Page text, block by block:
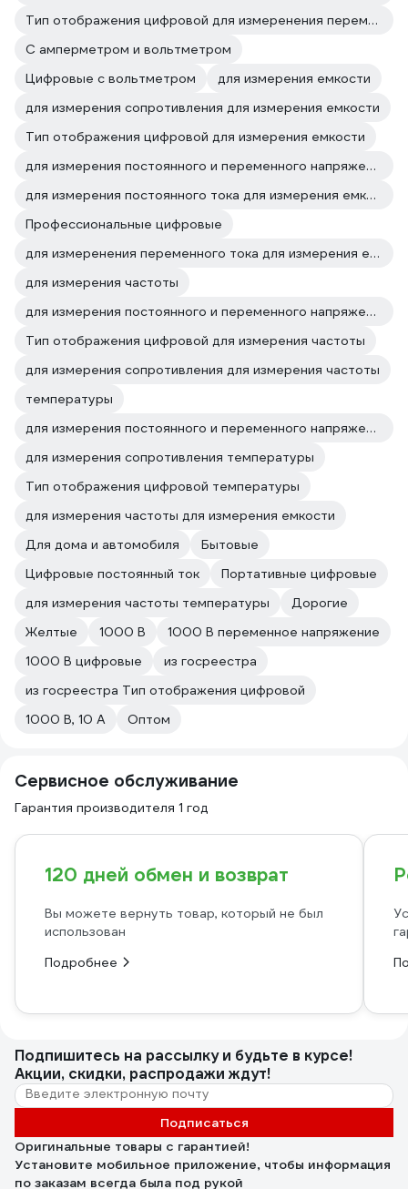
Тип отображения цифровой для измеренения переменного тока
С амперметром и вольтметром
Цифровые с вольтметром
для измерения емкости
для измерения сопротивления для измерения емкости
Тип отображения цифровой для измерения емкости
для измерения постоянного и переменного напряжения для измерения емкости
для измерения постоянного тока для измерения емкости
Профессиональные цифровые
для измеренения переменного тока для измерения емкости
для измерения частоты
для измерения постоянного и переменного напряжения для измерения частоты
Тип отображения цифровой для измерения частоты
для измерения сопротивления для измерения частоты
температуры
для измерения постоянного и переменного напряжения температуры
для измерения сопротивления температуры
Тип отображения цифровой температуры
для измерения частоты для измерения емкости
Для дома и автомобиля
Бытовые
Цифровые постоянный ток
Портативные цифровые
для измерения частоты температуры
Дорогие
Желтые
1000 В
1000 В переменное напряжение
1000 В цифровые
из госреестра
из госреестра Тип отображения цифровой
1000 В, 10 А
Оптом
Сервисное обслуживание
Гарантия производителя 1 год
120 дней обмен и возврат
Вы можете вернуть товар, который не был
использован
Подробнее
Подпишитесь на рассылкуи будьте в курсе!
Акции, скидки, распродажи ждут!
Подписаться
Оригинальные товары с гарантией!
Установите мобильное приложение, чтобы информация
по заказам всегда была под рукой